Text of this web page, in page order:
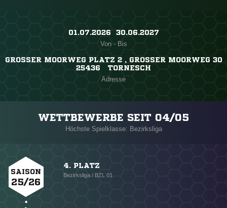
01.07.2026 ​ 30.06.2027
Von - Bis
GROSSER MOORWEG PLATZ 2 , GROSSER MOORWEG 30
25436 TORNESCH
Adresse
WETTBEWERBE SEIT 04/05
Höchste Spielklasse: Bezirksliga
SAISON
25/26
4. PLATZ
Bezirksliga / BZL 01